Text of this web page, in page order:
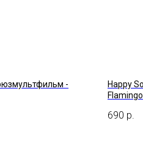
-
Happy
Flamingo
690 р.